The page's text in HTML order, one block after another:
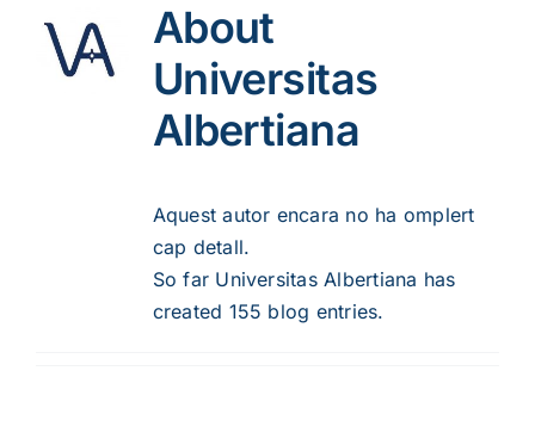
About
Universitas
Albertiana
Aquest autor encara no ha omplert
cap detall.
So far Universitas Albertiana has
created 155 blog entries.